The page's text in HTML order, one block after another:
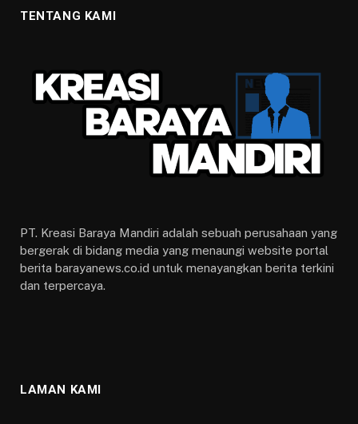
TENTANG KAMI
PT. Kreasi Baraya Mandiri adalah sebuah perusahaan yang
bergerak di bidang media yang menaungi website portal
berita barayanews.co.id untuk menayangkan berita terkini
dan terpercaya.
LAMAN KAMI